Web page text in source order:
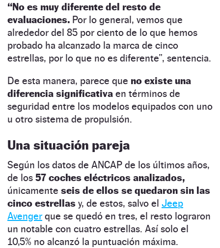
“No es muy diferente del resto de
evaluaciones. Por lo general, vemos que
alrededor del 85 por ciento de lo que hemos
probado ha alcanzado la marca de cinco
estrellas, por lo que no es diferente”, sentencia.
De esta manera, parece que no existe una
diferencia significativa en términos de
seguridad entre los modelos equipados con uno
u otro sistema de propulsión.
Una situación pareja
Según los datos de ANCAP de los últimos años,
de los 57 coches eléctricos analizados,
únicamente seis de ellos se quedaron sin las
cinco estrellas y, de estos, salvo el Jeep
Avenger que se quedó en tres, el resto lograron
un notable con cuatro estrellas. Así solo el
10,5% no alcanzó la puntuación máxima.